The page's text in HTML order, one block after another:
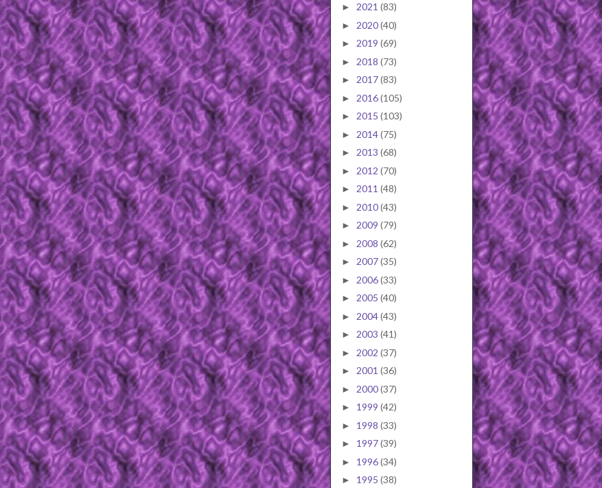
► 2021 (83)
► 2020(40)
► 2019 (69)
► 2018 (73)
► 2017(83)
► 2016(105)
► 2015 (103)
► 2014(75)
► 2013 (68)
► 2012 (70)
► 2011 (48)
► 2010(43)
► 2009 (79)
► 2008 (62)
► 2007(35)
► 2006(33)
► 2005 (40)
► 2004(43)
► 2003 (41)
► 2002 (37)
► 2001 (36)
► 2000(37)
► 1999 (42)
► 1998 (33)
► 1997(39)
► 1996(34)
► 1995 (38)